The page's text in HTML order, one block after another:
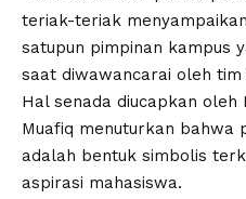
teriak-teriak
satupun pimpinan kampus
saat diwawancarai oleh tim
Hal senada diucapkan oleh
Muafiq menuturkan bahwa
adalah bentuk simbolis
aspirasi mahasiswa.